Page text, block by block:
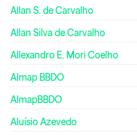
Allan S. de Carvalho
Allan Silva de Carvalho
Allexandro E. Mori Coelho
Almap BBDO
AlmapBBDO
Aluísio Azevedo